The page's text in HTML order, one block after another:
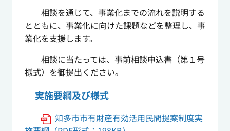
相談を通じて、事業化までの流れを説明する
とともに、事業化に向けた課題などを整理し、事
業化を支援します。
相談に当たっては、事前相談申込書（第１号
様式）を御提出ください。
実施要綱及び様式
知多市市有財産有効活用民間提案制度実